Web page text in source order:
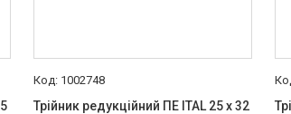
1002748
Трійник редукційний ПЕ ITAL 25 x 32